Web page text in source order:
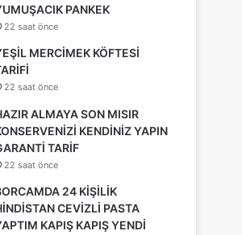
PANKEK
22 saat önce
MERCİMEK KÖFTESİ
22 saat önce
ALMAYA SON MISIR
KENDİNİZ YAPIN
TARİF
22 saat önce
24 KİŞİLİK
CEVİZLİ PASTA
KAPIŞ KAPIŞ YENDİ